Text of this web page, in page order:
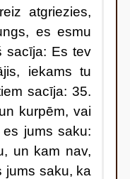
atgriezies,
es esmu
sacīja: Es tev
iekams tu
sacīja: 35.
kurpēm, vai
jums saku:
un kam nav,
jums saku, ka